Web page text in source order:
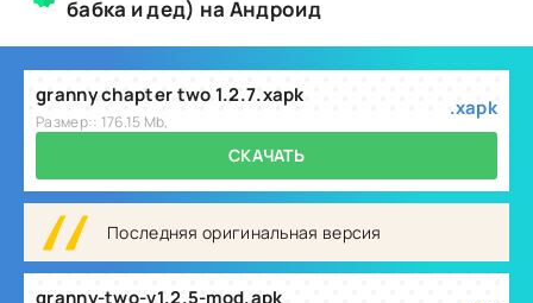
бабка и дед) на Андроид
granny chapter two 1.2.7.xapk
Размер:: 176.15 Mb,
.xapk
СКАЧАТЬ
Последняя оригинальная версия
granny-two-v1.2.5-mod.apk